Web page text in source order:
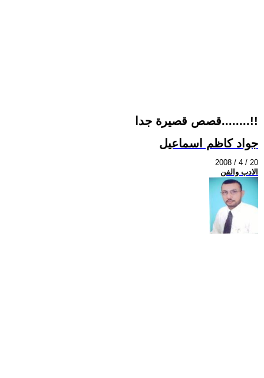
قصص قصيرة جدا........!!
جواد كاظم اسماعيل
2008 / 4 / 20
الادب والفن